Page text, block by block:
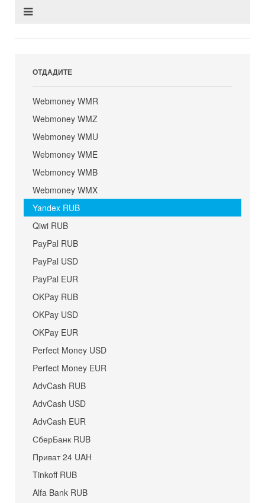
ОТДАДИТЕ
Webmoney WMR
Webmoney WMZ
Webmoney WMU
Webmoney WME
Webmoney WMB
Webmoney WMX
Yandex RUB
Qiwi RUB
PayPal RUB
PayPal USD
PayPal EUR
OKPay RUB
OKPay USD
OKPay EUR
Perfect Money USD
Perfect Money EUR
AdvCash RUB
AdvCash USD
AdvCash EUR
СберБанк RUB
Приват 24 UAH
Tinkoff RUB
Alfa Bank RUB